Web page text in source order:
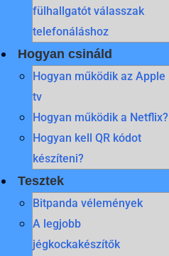
fülhallgatót válasszak
telefonáláshoz
Hogyan csináld
Hogyan működik az Apple
tv
Hogyan működik a Netflix?
Hogyan kell QR kódot
készíteni?
Tesztek
Bitpanda vélemények
A legjobb
jégkockakészítők